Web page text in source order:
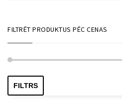
FILTRĒT PRODUKTUS PĒC CENAS
FILTRS